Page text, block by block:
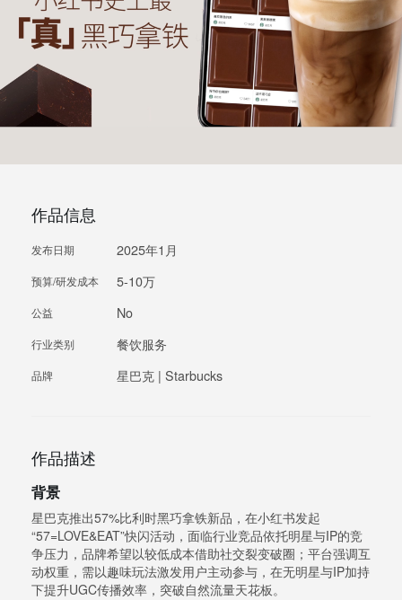
作品信息
发布日期 2025年1月
预算/研发成本 5-10万
公益 No
行业类别 餐饮服务
品牌 星巴克 | Starbucks
作品描述
背景
星巴克推出57%比利时黑巧拿铁新品，在小红书发起
“57=LOVE&EAT”快闪活动，面临行业竞品依托明星与IP的竞
争压力，品牌希望以较低成本借助社交裂变破圈；平台强调互
动权重，需以趣味玩法激发用户主动参与，在无明星与IP加持
下提升UGC传播效率，突破自然流量天花板。